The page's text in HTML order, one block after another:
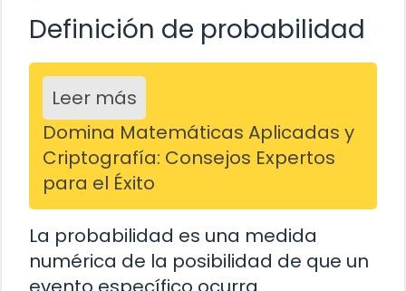
Definición de probabilidad
Leer más
Domina Matemáticas Aplicadas y
Criptografía: Consejos Expertos
para el Éxito
La probabilidad es una medida
numérica de la posibilidad de que un